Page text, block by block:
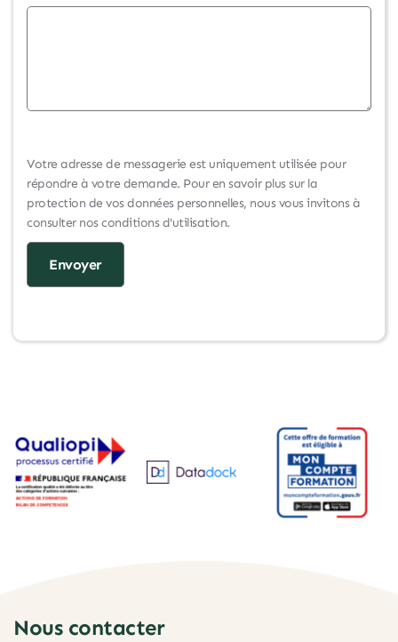
Votre adresse de messagerie est uniquement utilisée pour
répondre à votre demande. Pour en savoir plus sur la
protection de vos données personnelles, nous vous invitons à
consulter nos conditions d'utilisation.
Nous contacter